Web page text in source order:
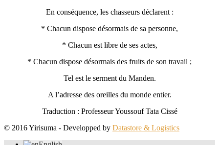
En conséquence, les chasseurs déclarent :
* Chacun dispose désormais de sa personne,
* Chacun est libre de ses actes,
* Chacun dispose désormais des fruits de son travail ;
Tel est le serment du Manden.
A l’adresse des oreilles du monde entier.
Traduction : Professeur Youssouf Tata Cissé
© 2016 Yirisuma - Developped by Datastore & Logistics